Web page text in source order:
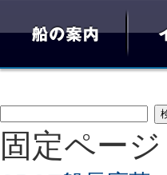
検
索:
固定ページ